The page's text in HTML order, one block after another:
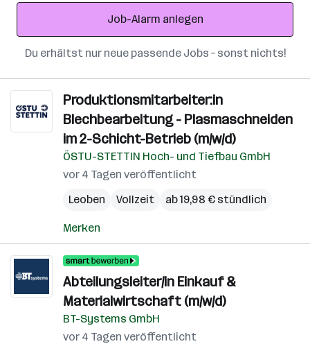
Job-Alarm anlegen
Du erhältst nur neue passende Jobs – sonst nichts!
Produktionsmitarbeiter:in
Blechbearbeitung - Plasmaschneiden
im 2-Schicht-Betrieb (m/w/d)
ÖSTU-STETTIN Hoch- und Tiefbau GmbH
vor 4 Tagen veröffentlicht
Leoben
Vollzeit ab 19,98 € stündlich
Merken
Abteilungsleiter/in Einkauf &
Materialwirtschaft (m/w/d)
BT-Systems GmbH
vor 4 Tagen veröffentlicht